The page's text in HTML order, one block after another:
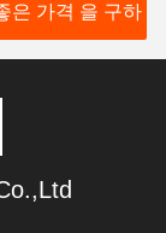
은 가격 을 구하